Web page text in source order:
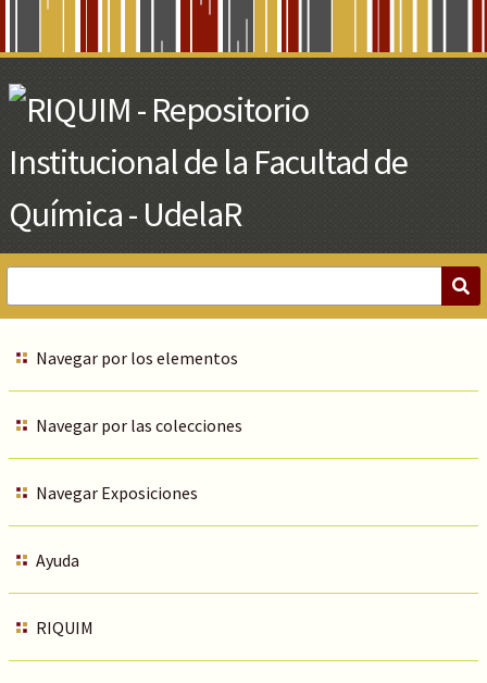
Main
Content
Navegar por los elementos
Navegar por las colecciones
Navegar Exposiciones
Ayuda
RIQUIM